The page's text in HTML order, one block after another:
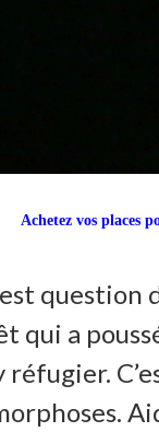
Achetez vos places
question
qui a
réfugier.